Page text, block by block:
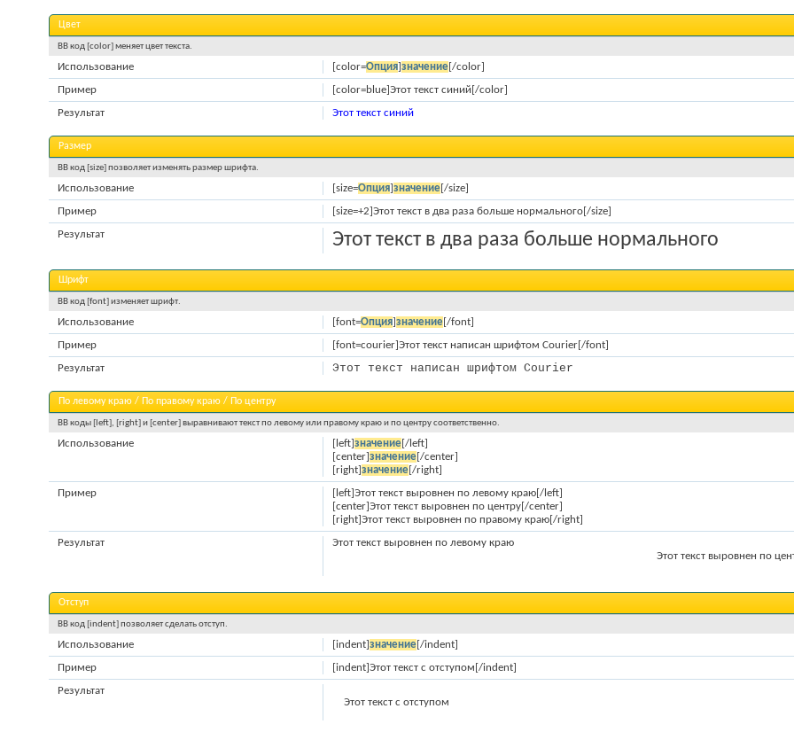
Цвет
BB код [color] меняет цвет текста.
[color=Опция]значение[/color]
Использование
[color=blue]Этот текст синий[/color]
Пример
Этот текст синий
Результат
Размер
BB код [size] позволяет изменять размер шрифта.
[size=Опция]значение[/size]
Использование
[size=+2]Этот текст в два раза больше нормального[/size]
Пример
Этот текст в два раза больше нормального
Результат
Шрифт
BB код [font] изменяет шрифт.
[font=Опция]значение[/font]
Использование
[font=courier]Этот текст написан шрифтом Courier[/font]
Пример
Этот текст написан шрифтом Courier
Результат
По левому краю / По правому краю / По центру
BB коды [left], [right] и [center] выравнивают текст по левому или правому краю и по центру соответственно.
[left]значение[/left]
[center]значение[/center]
[right]значение[/right]
Использование
[left]Этот текст выровнен по левому краю[/left]
[center]Этот текст выровнен по центру[/center]
[right]Этот текст выровнен по правому краю[/right]
Пример
Этот текст выровнен по левому краю
Этот текст выровнен по
Результат
Отступ
BB код [indent] позволяет сделать отступ.
[indent]значение[/indent]
Использование
[indent]Этот текст с отступом[/indent]
Пример
Этот текст с отступом
Результат